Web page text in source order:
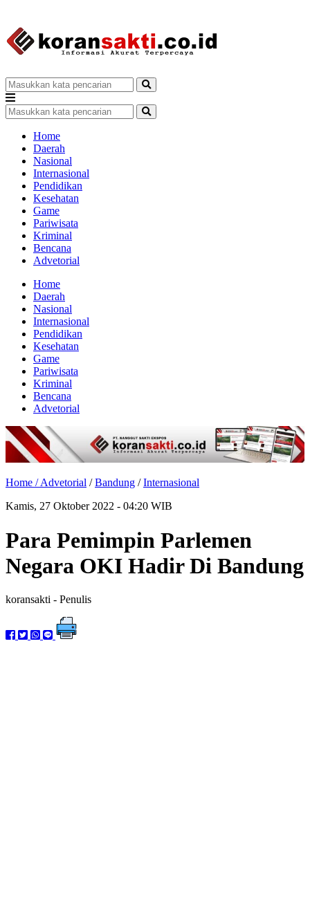
Home
Daerah
Nasional
Internasional
Pendidikan
Kesehatan
Game
Pariwisata
Kriminal
Bencana
Advetorial
Home
Daerah
Nasional
Internasional
Pendidikan
Kesehatan
Game
Pariwisata
Kriminal
Bencana
Advetorial
Home /Advetorial /Bandung /Internasional
Kamis, 27 Oktober 2022 - 04:20 WIB
Para Pemimpin Parlemen
Negara OKI Hadir Di Bandung
koransakti - Penulis